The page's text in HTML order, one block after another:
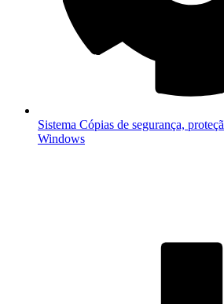
Sistema Cópias de segurança,
Windows